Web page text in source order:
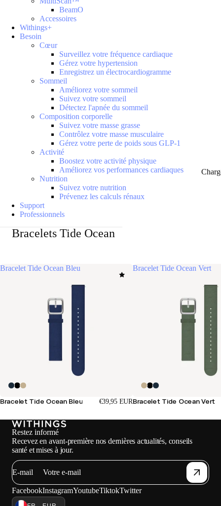
BeamO
Accessoires
Withings+
Besoin
Cœur
Surveillez votre fréquence cardiaque
Gérez votre hypertension
Enregistrez un électrocardiogramme
Sommeil
Améliorez votre sommeil
Suivez votre sommeil
Détectez l'apnée du sommeil
Composition corporelle
Suivez votre masse grasse
Contrôlez votre masse musculaire
Gérez votre perte de poids sous GLP-1
Activité
Boostez votre activité physique
Améliorez vos performances cardiaques
Nutrition
Suivez votre nutrition
Prévenez les calculs rénaux
Support
Professionnels
Bracelets Tide Ocean
Bracelet Tide Ocean Bleu
Bracelet Tide Ocean Bleu €39,95 EUR
Bracelet Tide Ocean Vert
Bracelet Tide Ocean Vert
Restez informé
Recevez en avant-première nos dernières actualités, conseils
santé et mises à jour.
E-mail
FacebookInstagramYoutubeTiktokTwitter